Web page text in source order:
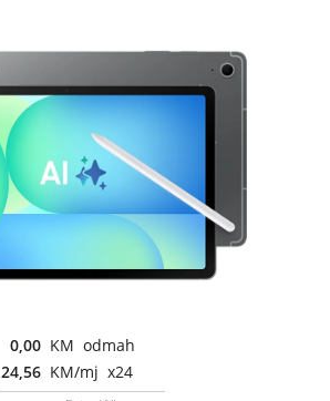
0,00 KM odmah
24,56 KM/mj x24